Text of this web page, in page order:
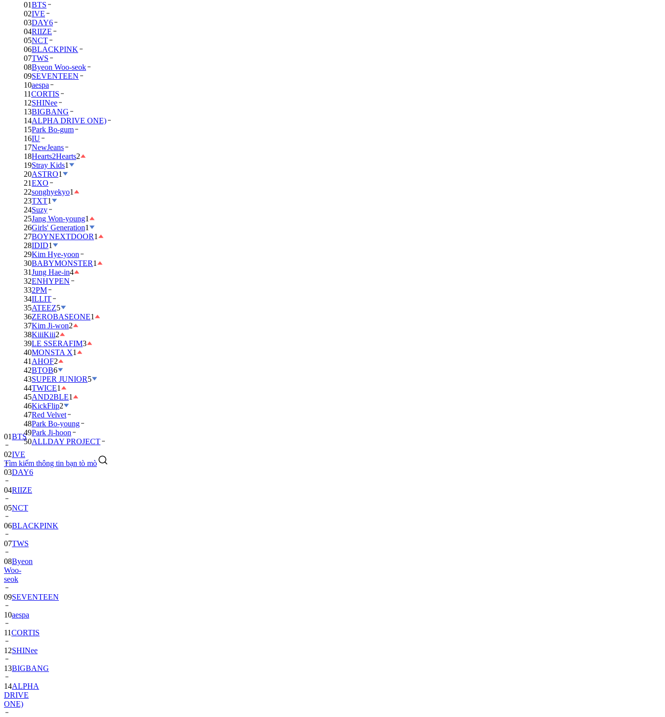
01BTS
02IVE
03DAY6
04RIIZE
05NCT
06BLACKPINK
07TWS
08Byeon Woo-seok
09SEVENTEEN
10aespa
11CORTIS
12SHINee
13BIGBANG
14ALPHA DRIVE ONE)
15Park Bo-gum
16IU
17NewJeans
18Hearts2Hearts2
19Stray Kids1
20ASTRO1
21EXO
22songhyekyo1
23TXT1
24Suzy
25Jang Won-young1
26Girls' Generation1
27BOYNEXTDOOR1
28IDID1
29Kim Hye-yoon
30BABYMONSTER1
31Jung Hae-in4
32ENHYPEN
332PM
34ILLIT
35ATEEZ5
36ZEROBASEONE1
37Kim Ji-won2
38KiiiKiii2
39LE SSERAFIM3
40MONSTA X1
41 AHOF2
42BTOB6
43SUPER JUNIOR5
44TWICE1
45AND2BLE1
46KickFlip2
47Red Velvet
48Park Bo-young
49Park Ji-hoon
50ALLDAY PROJECT
Tìm kiếm thông tin bạn tò mò
01BTS
02IVE
03DAY6
04RIIZE
05NCT
06BLACKPINK
07TWS
08Byeon
Woo-
seok
09SEVENTEEN
10aespa
11CORTIS
12SHINee
13BIGBANG
14ALPHA
DRIVE
ONE)